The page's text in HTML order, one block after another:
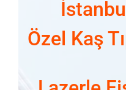
Özel Kaş